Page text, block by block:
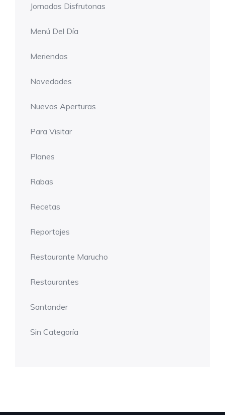
Jornadas Disfrutonas
Menú Del Día
Meriendas
Novedades
Nuevas Aperturas
Para Visitar
Planes
Rabas
Recetas
Reportajes
Restaurante Marucho
Restaurantes
Santander
Sin Categoría